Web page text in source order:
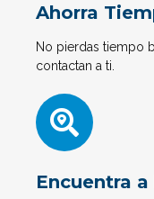
Ahorra
No pierdas tiempo
contactan a ti.
Encuentra